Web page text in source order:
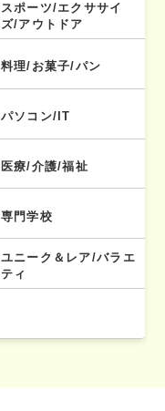
スポーツ/エクササイ
ズ/アウトドア
料理/お菓子/パン
パソコン/IT
医療/介護/福祉
専門学校
ユニーク＆レア/バラエ
ティ